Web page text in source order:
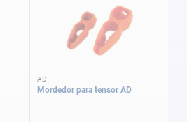
AD
Mordedor para tensor AD